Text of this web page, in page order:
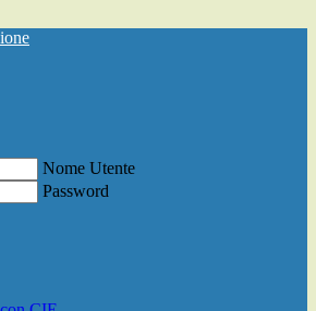
Nome Utente
Password